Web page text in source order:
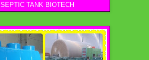
SEPTIC TANK BIOTECH